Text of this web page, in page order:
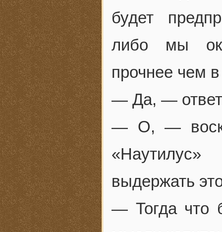
будет
либо мы
прочнее чем
— Да, —
— О, —
выдержать
— Тогда что